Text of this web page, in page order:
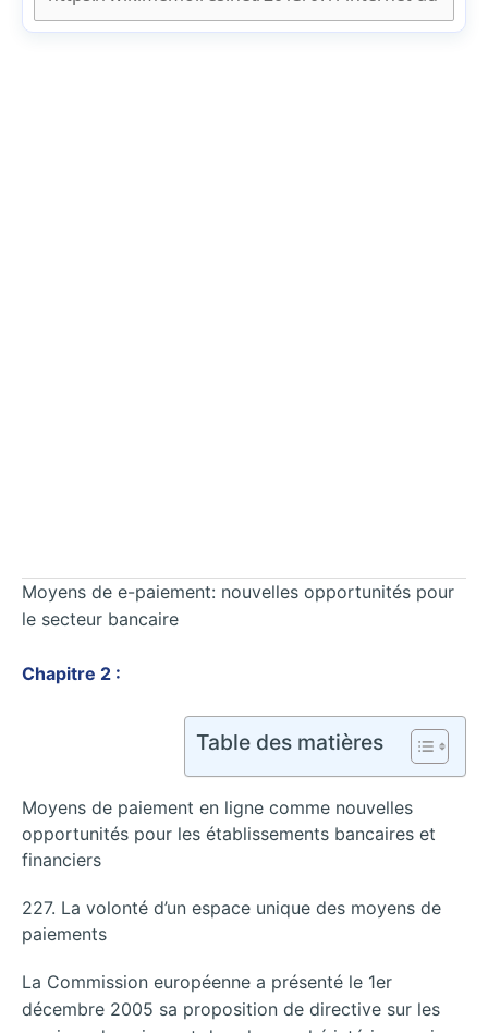
Moyens de e-paiement: nouvelles opportunités pour
le secteur bancaire
Chapitre 2 :
Table des matières
Moyens de paiement en ligne comme nouvelles
opportunités pour les établissements bancaires et
financiers
227. La volonté d’un espace unique des moyens de
paiements
La Commission européenne a présenté le 1er
décembre 2005 sa proposition de directive sur les